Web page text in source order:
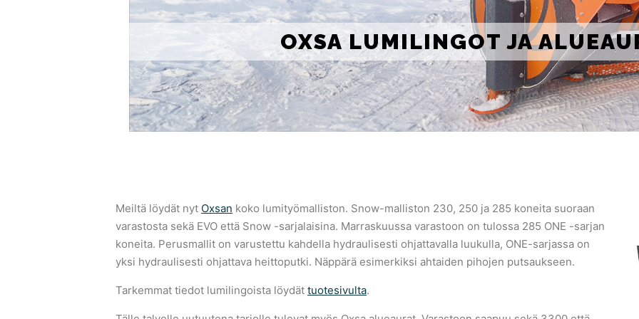
OXSA LUMILINGOT JA
Meiltä löydät nyt Oxsan koko lumityömalliston. Snow-malliston 230, 250 ja 285 koneita suoraan
varastosta sekä EVO että Snow -sarjalaisina. Marraskuussa varastoon on tulossa 285 ONE -sarjan
koneita. Perusmallit on varustettu kahdella hydraulisesti ohjattavalla luukulla, ONE-sarjassa on
yksi hydraulisesti ohjattava heittoputki. Näppärä esimerkiksi ahtaiden pihojen putsaukseen.
Tarkemmat tiedot lumilingoista löydät tuotesivulta.